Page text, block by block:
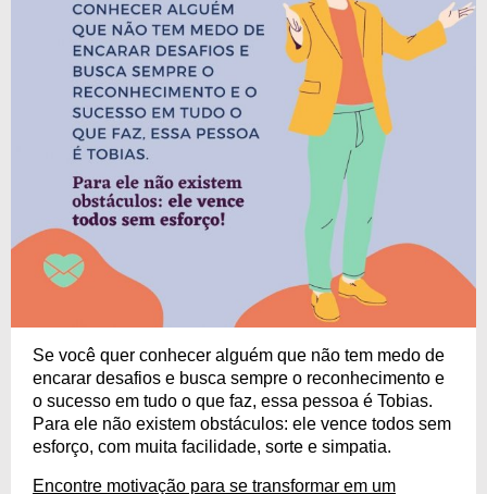
Se você quer conhecer alguém que não tem medo de
encarar desafios e busca sempre o reconhecimento e
o sucesso em tudo o que faz, essa pessoa é Tobias.
Para ele não existem obstáculos: ele vence todos sem
esforço, com muita facilidade, sorte e simpatia.
Encontre motivação para se transformar em um